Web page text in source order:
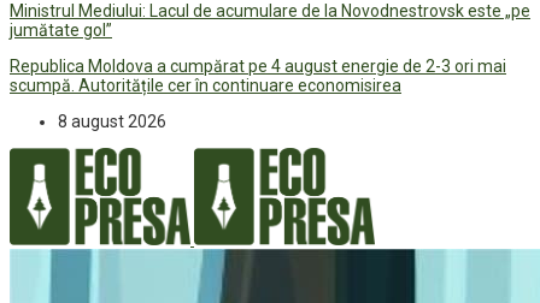
Ministrul Mediului: Lacul de acumulare de la Novodnestrovsk este „pe
jumătate gol”
Republica Moldova a cumpărat pe 4 august energie de 2-3 ori mai
scumpă. Autoritățile cer în continuare economisirea
8 august 2026